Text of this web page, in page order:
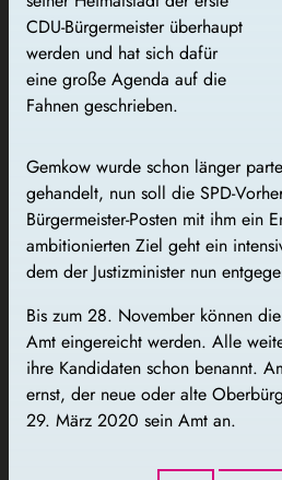
CDU-Bürgermeister überhaupt
werden und hat sich dafür
eine große Agenda auf die
Fahnen geschrieben.
Gemkow wurde schon länger
gehandelt, nun soll die SPD-
Bürgermeister-Posten mit ihm ein
ambitionierten Ziel geht ein
dem der Justizminister nun
Bis zum 28. November können
Amt eingereicht werden. Alle
ihre Kandidaten schon benannt.
ernst, der neue oder alte
29. März 2020 sein Amt an.